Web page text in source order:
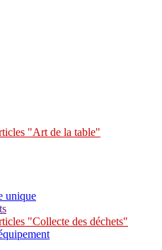
"Art de la table"
unique
"Collecte des déchets"